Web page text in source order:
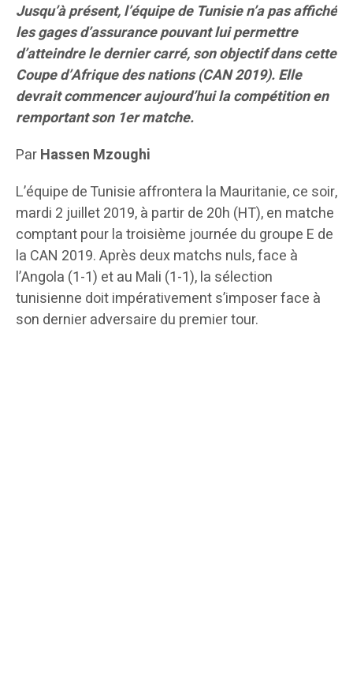
Jusqu’à présent, l’équipe de Tunisie n’a pas affiché
les gages d’assurance pouvant lui permettre
d’atteindre le dernier carré, son objectif dans cette
Coupe d’Afrique des nations (CAN 2019). Elle
devrait commencer aujourd’hui la compétition en
remportant son 1er matche.
ParHassen Mzoughi
L’équipe de Tunisie affrontera la Mauritanie, ce soir,
mardi 2 juillet 2019, à partir de 20h (HT), en matche
comptant pour la troisième journée du groupe E de
la CAN 2019. Après deux matchs nuls, face à
l’Angola (1-1) et au Mali (1-1), la sélection
tunisienne doit impérativement s’imposer face à
son dernier adversaire du premier tour.